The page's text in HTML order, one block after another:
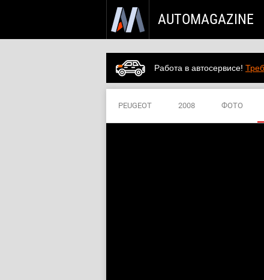
AUTOMAGAZINE
Работа в автосервисе!
PEUGEOT 2008 ФОТО